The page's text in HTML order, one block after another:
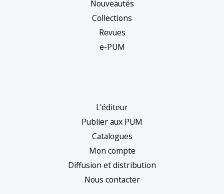
Nouveautés
Collections
Revues
e-PUM
L'éditeur
Publier aux PUM
Catalogues
Mon compte
Diffusion et distribution
Nous contacter